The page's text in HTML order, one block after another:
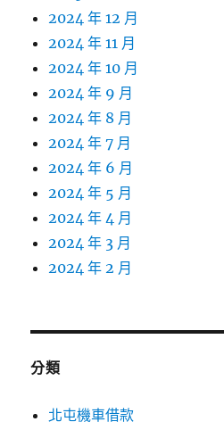
2024 年 12 月
2024 年 11 月
2024 年 10 月
2024 年 9 月
2024 年 8 月
2024 年 7 月
2024 年 6 月
2024 年 5 月
2024 年 4 月
2024 年 3 月
2024 年 2 月
分類
北屯機車借款